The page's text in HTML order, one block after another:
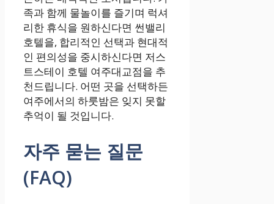
족과 함께 물놀이를 즐기며 럭셔
리한 휴식을 원하신다면 썬밸리
호텔을, 합리적인 선택과 현대적
인 편의성을 중시하신다면 저스
트스테이 호텔 여주대교점을 추
천드립니다. 어떤 곳을 선택하든
여주에서의 하룻밤은 잊지 못할
추억이 될 것입니다.
자주 묻는 질문
(FAQ)